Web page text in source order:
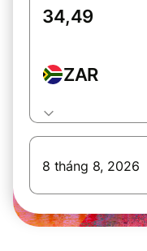
ZAR
8 tháng 8, 2026